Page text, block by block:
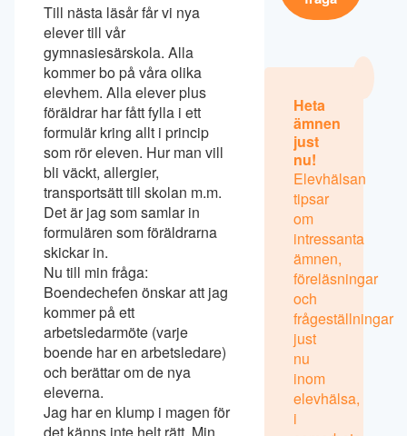
Till nästa läsår får vi nya
elever till vår
gymnasiesärskola. Alla
kommer bo på våra olika
elevhem. Alla elever plus
föräldrar har fått fylla i ett
formulär kring allt i princip
som rör eleven. Hur man vill
bli väckt, allergier,
transportsätt till skolan m.m.
Det är jag som samlar in
formulären som föräldrarna
skickar in.
Nu till min fråga:
Boendechefen önskar att jag
kommer på ett
arbetsledarmöte (varje
boende har en arbetsledare)
och berättar om de nya
eleverna.
Jag har en klump i magen för
det känns inte helt rätt. Min
Heta
ämnen
just
nu!
Elevhälsan
tipsar
om
intressanta
ämnen,
föreläsningar
och
frågeställningar
just
nu
inom
elevhälsa,
i